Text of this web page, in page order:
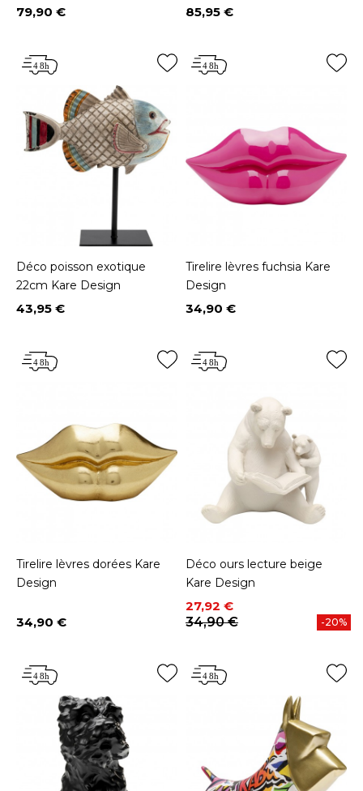
Prix
79,90 € Prix
85,95 €
Déco poisson exotique
22cm Kare Design
Prix
43,95 €
Tirelire lèvres fuchsia Kare
Design
Prix
34,90 €
Tirelire lèvres dorées Kare
Design
Prix
34,90 €
Déco ours lecture beige
Kare Design
Prix
27,92 €
Prix de base
34,90 €
-20%